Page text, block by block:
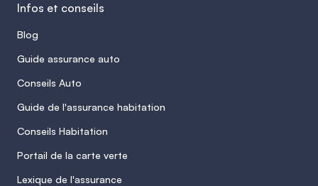
Infos et conseils
Blog
Guide assurance auto
Conseils Auto
Guide de l'assurance habitation
Conseils Habitation
Portail de la carte verte
Lexique de l'assurance